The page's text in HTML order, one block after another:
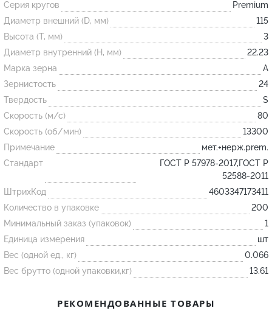
Огнеупорные
изделия
Скачать каталог
Тигель
Муфель
Черпак
Шербер
Трубка
Стержень
Пробка
Подставка
Лодочка
Контакт
Желоб
Серия кругов
Premium
Диаметр внешний (D, мм)
115
Высота (T, мм)
3
Диаметр внутренний (H, мм)
22.23
Марка зерна
A
Зернистость
24
Твердость
S
Скорость (м/с)
80
Скорость (об/мин)
13300
Примечание
мет.+нерж.prem.
Стандарт
ГОСТ Р 57978-2017,ГОСТ Р
52588-2011
ШтрихКод
4603347173411
Количество в упаковке
200
Минимальный заказ (упаковок)
1
Единица измерения
шт
Вес (одной ед., кг)
0.066
Вес брутто (одной упаковки,кг)
13.61
РЕКОМЕНДОВАННЫЕ ТОВАРЫ